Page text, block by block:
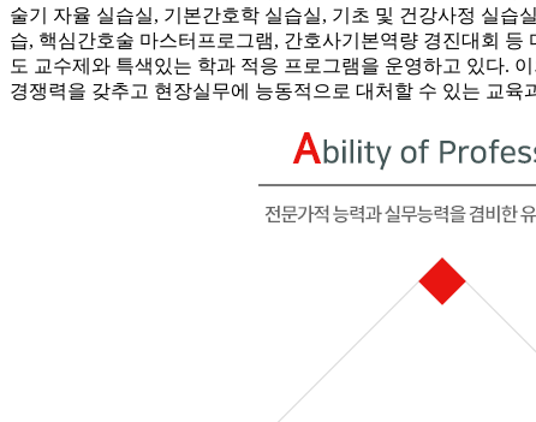
술기 자율 실습실, 기본간호학 실습실, 기초 및 건강사정 실
습, 핵심간호술 마스터프로그램, 간호사기본역량 경진대회
도 교수제와 특색있는 학과 적응 프로그램을 운영하고 있다.
경쟁력을 갖추고 현장실무에 능동적으로 대처할 수 있는 교육